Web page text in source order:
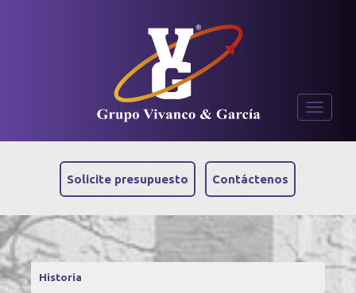
Toggle
Solicite presupuesto Contáctenos
Historia